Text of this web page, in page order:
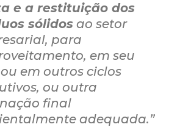
e a restituição dos
sólidos ao setor
para
em seu
em outros ciclos
ou outra
final
adequada.”